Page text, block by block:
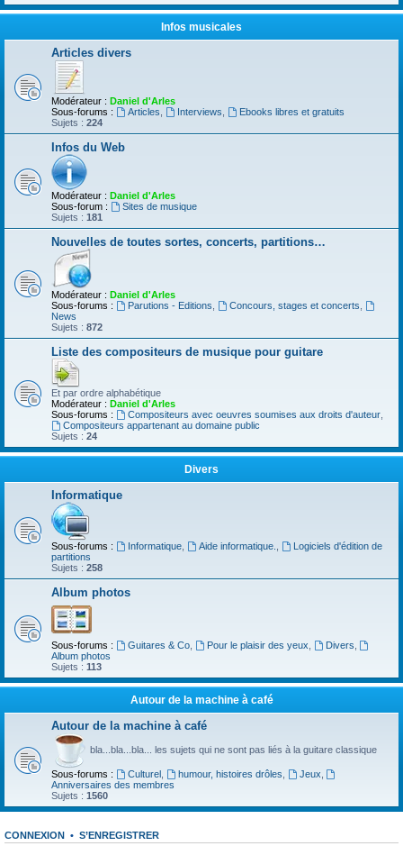
Infos musicales
Articles divers
Modérateur : Daniel d'Arles
Sous-forums :
Articles Interviews
Ebooks libres et gratuits
Sujets : 224
Infos du Web
Modérateur : Daniel d'Arles
Sous-forum :
Sites de musique
Sujets : 181
Nouvelles de toutes sortes, concerts, partitions…
Modérateur : Daniel d'Arles
Sous-forums :
Parutions - Editions Concours, stages et concerts
News
Sujets : 872
Liste des compositeurs de musique pour guitare
Et par ordre alphabétique
Modérateur : Daniel d'Arles
Sous-forums :
Compositeurs avec oeuvres soumises aux droits d'auteur,
Compositeurs appartenant au domaine public
Sujets : 24
Divers
Informatique
Sous-forums : Informatique, Aide informatique.
Logiciels d'édition de
partitions
Sujets : 258
Album photos
Sous-forums : Guitares & Co, Pour le plaisir des yeux Divers
Album photos
Sujets : 113
Autour de la machine à café
Autour de la machine à café
bla...bla...bla... les sujets qui ne sont pas liés à la guitare classique
Sous-forums : Culturel, humour, histoires drôles Jeux
Anniversaires des membres
Sujets : 1560
CONNEXION • S’ENREGISTRER